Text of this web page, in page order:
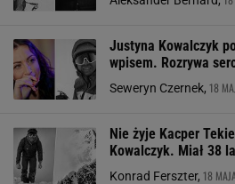
Justyna Kowalczyk
wpisem. Rozrywa
Seweryn Czernek, 18
Nie żyje Kacper
Kowalczyk. Miał 38
Konrad Ferszter, 18